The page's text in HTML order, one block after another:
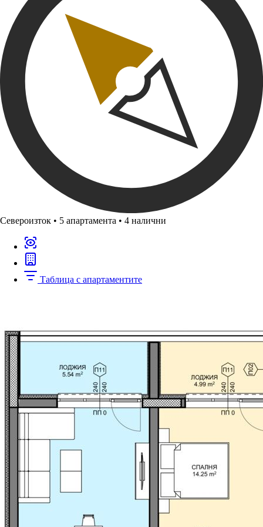
Североизток • 5 апартамента • 4 налични
Таблица с апартаментите